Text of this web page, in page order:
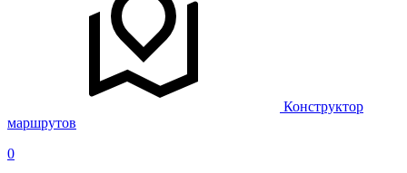
Конструктор
маршрутов
0